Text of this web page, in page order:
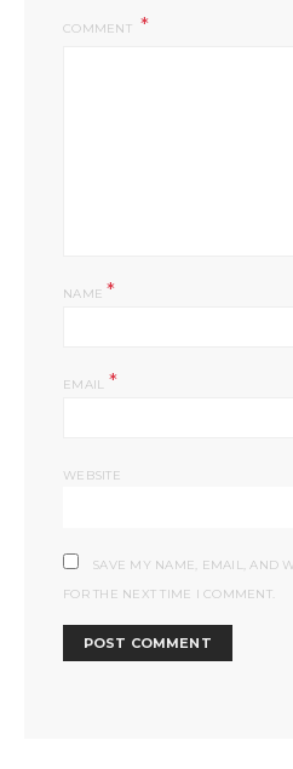
COMMENT
NAME*
EMAIL *
WEBSITE
SAVE MY NAME, EMAIL, AND
FOR THE NEXT TIME I COMMENT.